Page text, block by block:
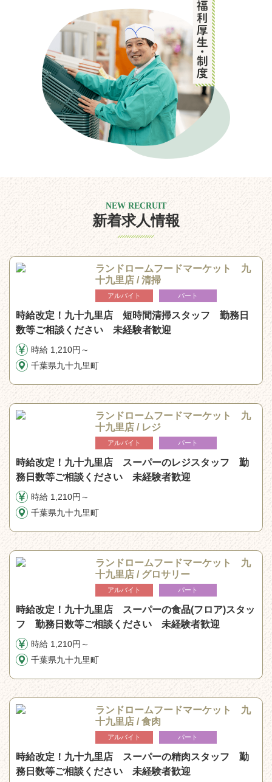
NEW RECRUIT
新着求人情報
ランドロームフードマーケット 九
十九里店 / 清掃
アルバイト パート
時給改定！九十九里店 短時間清掃スタッフ 勤務日
数等ご相談ください 未経験者歓迎
時給 1,210円～
千葉県九十九里町
ランドロームフードマーケット 九
十九里店 / レジ
アルバイト パート
時給改定！九十九里店 スーパーのレジスタッフ 勤
務日数等ご相談ください 未経験者歓迎
時給 1,210円～
千葉県九十九里町
ランドロームフードマーケット 九
十九里店 / グロサリー
アルバイト パート
時給改定！九十九里店 スーパーの食品(フロア)スタッ
フ 勤務日数等ご相談ください 未経験者歓迎
時給 1,210円～
千葉県九十九里町
ランドロームフードマーケット 九
十九里店 / 食肉
アルバイト パート
時給改定！九十九里店 スーパーの精肉スタッフ 勤
務日数等ご相談ください 未経験者歓迎